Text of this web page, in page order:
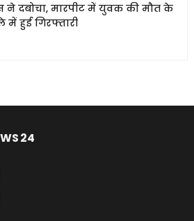
ने दबोचा, मारपीट में युवक की मौत के
में हुई गिरफ्तारी
24